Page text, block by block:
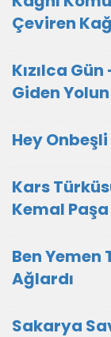
Çeviren
Kızılca
Giden
Hey Onbeşli
Kars
Kemal Paşa
Ben Yemen
Ağlardı
Sakarya